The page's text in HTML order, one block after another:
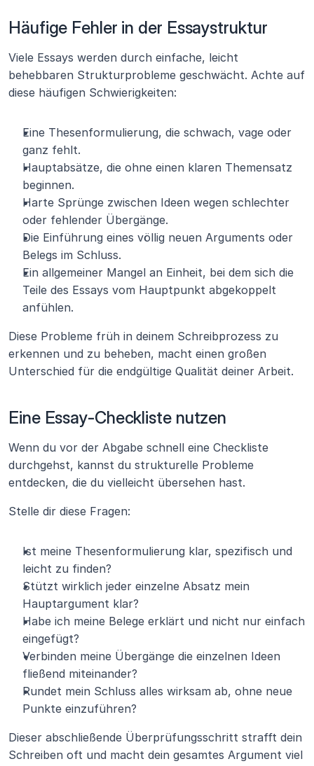
Häufige Fehler in der Essaystruktur
Viele Essays werden durch einfache, leicht
behebbaren Strukturprobleme geschwächt. Achte auf
diese häufigen Schwierigkeiten:
Eine Thesenformulierung, die schwach, vage oder
ganz fehlt.
Hauptabsätze, die ohne einen klaren Themensatz
beginnen.
Harte Sprünge zwischen Ideen wegen schlechter
oder fehlender Übergänge.
Die Einführung eines völlig neuen Arguments oder
Belegs im Schluss.
Ein allgemeiner Mangel an Einheit, bei dem sich die
Teile des Essays vom Hauptpunkt abgekoppelt
anfühlen.
Diese Probleme früh in deinem Schreibprozess zu
erkennen und zu beheben, macht einen großen
Unterschied für die endgültige Qualität deiner Arbeit.
Eine Essay-Checkliste nutzen
Wenn du vor der Abgabe schnell eine Checkliste
durchgehst, kannst du strukturelle Probleme
entdecken, die du vielleicht übersehen hast.
Stelle dir diese Fragen:
Ist meine Thesenformulierung klar, spezifisch und
leicht zu finden?
Stützt wirklich jeder einzelne Absatz mein
Hauptargument klar?
Habe ich meine Belege erklärt und nicht nur einfach
eingefügt?
Verbinden meine Übergänge die einzelnen Ideen
fließend miteinander?
Rundet mein Schluss alles wirksam ab, ohne neue
Punkte einzuführen?
Dieser abschließende Überprüfungsschritt strafft dein
Schreiben oft und macht dein gesamtes Argument viel